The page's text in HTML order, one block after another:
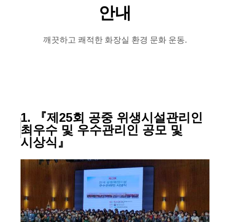
게시판 신청
안내
깨끗하고 쾌적한 화장실 환경 문화 운동.
1. 『제25회 공중 위생시설관리인
최우수 및 우수관리인 공모 및
시상식』